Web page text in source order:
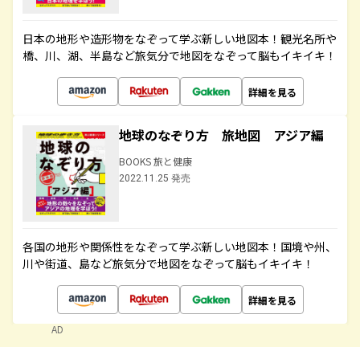
日本の地形や造形物をなぞって学ぶ新しい地図本！観光名所や
橋、川、湖、半島など旅気分で地図をなぞって脳もイキイキ！
詳細を見る
地球のなぞり方 旅地図 アジア編
BOOKS 旅と健康
2022.11.25 発売
各国の地形や関係性をなぞって学ぶ新しい地図本！国境や州、
川や街道、島など旅気分で地図をなぞって脳もイキイキ！
詳細を見る
AD